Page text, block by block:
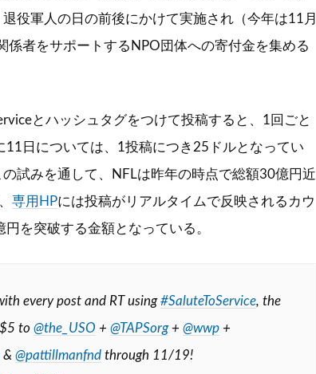
役軍人の日の前後にかけて実施され（今年は11月
係者をサポートするNPO団体への寄付金を集める
とハッシュタグをつけて投稿すると、1回ごと
11日については、1投稿につき25ドルとなってい
試みを通して、NFLは昨年の時点で総額30億円近
専用HPには投稿がリアルタイムで反映されるカウ
を突破する金額となっている。
every post and RT using#SaluteToService, the
to @the_USO + @TAPSorg+ @wwp+
& @pattillmanfndthrough 11/19!